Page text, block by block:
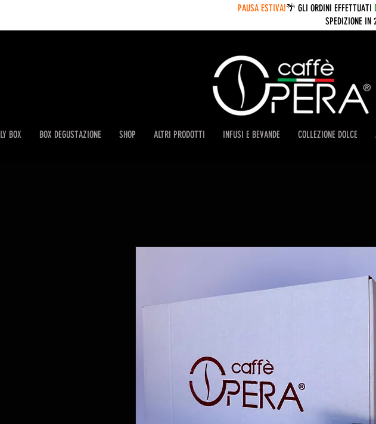
BOX BOX DEGUSTAZIONE SHOP ALTRI PRODOTTI INFUSI E BEVANDE COLLEZIONE DOLCE
PAUSA ESTIVA!🌴 GLI ORDINI EFFETTUATI
SPEDIZIONE